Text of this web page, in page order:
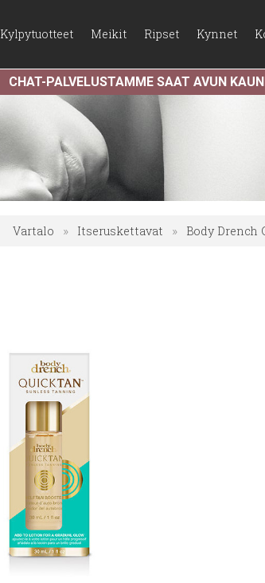
Kylpytuotteet Meikit Ripset Kynnet
CHAT-PALVELUSTAMME SAAT AVUN
Vartalo » Itseruskettavat » Body